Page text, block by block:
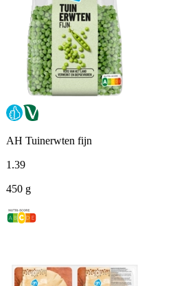
AH Tuinerwten fijn
1 .39
450 g